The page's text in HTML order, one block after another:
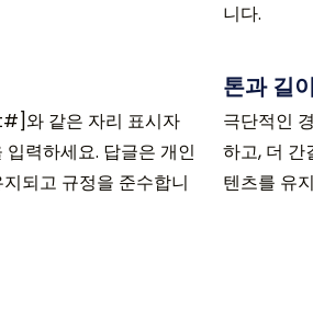
니다.
같은 자리 표시자
력하세요. 답글은 개인
되고 규정을 준수합니
톤과 길
극단적인
하고, 더 간
텐츠를 유